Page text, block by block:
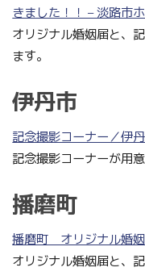
きました！！ – 淡路市
オリジナル婚姻届と、
ます。
伊丹市
記念撮影コーナー／伊
記念撮影コーナーが用
播磨町
播磨町 オリジナル婚
オリジナル婚姻届と、